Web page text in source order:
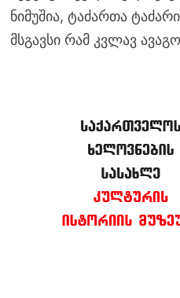
ნიმუშია, ტაძართა
მსგავსი რამ კვლავ